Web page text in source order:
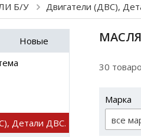
Б/У Двигатели (ДВС),
Новые
Детали ДВС.
30
Марка
все